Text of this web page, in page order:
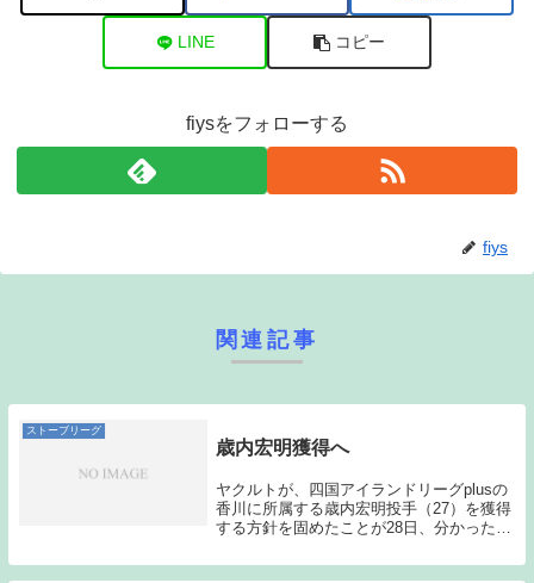
LINE コピー
fiysをフォローする
fiys
関連記事
ストーブリーグ
歳内宏明獲得へ
ヤクルトが、四国アイランドリーグplusの
香川に所属する歳内宏明投手（27）を獲得
する方針を固めたことが28日、分かった。
を戦力外となったが、今季は香川で圧倒的